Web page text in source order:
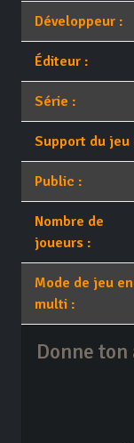
Développeur :
Éditeur :
Série :
Support du jeu
Public :
Nombre de
joueurs :
Mode de jeu en
multi :
Donne ton